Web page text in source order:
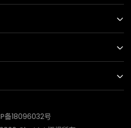
备18096032号